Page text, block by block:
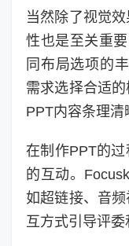
当然除了视觉
性也是至关重
同布局选项的
需求选择合适
PPT内容条理清
在制作PPT的
的互动。
如超链接、音
互方式引导评委